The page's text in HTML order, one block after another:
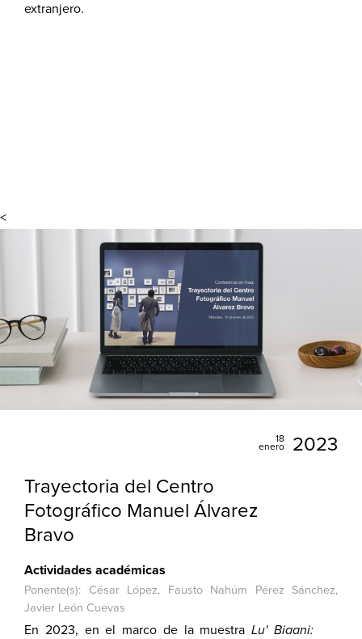
extranjero.
<
18
enero
2023
Trayectoria del Centro
Fotográfico Manuel Álvarez
Bravo
Actividades académicas
Ponente(s): César López, Fausto Nahúm Pérez Sánchez,
Javier León Cuevas
En 2023, en el marco de la muestra Lu' Biaani: